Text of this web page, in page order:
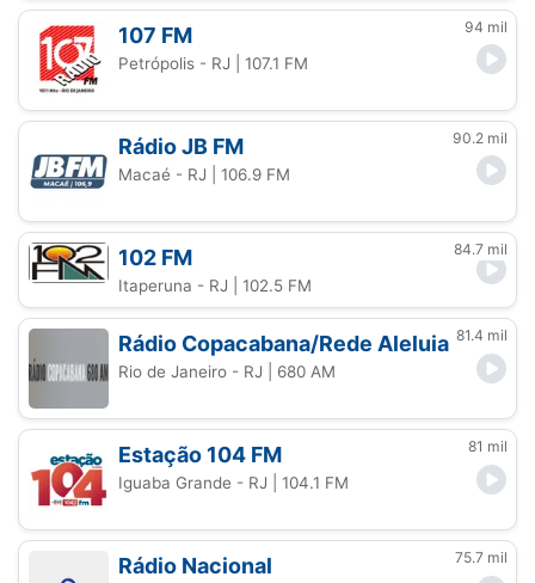
107 FM 94 mil
Petrópolis - RJ | 107.1 FM
Rádio JB FM 90.2 mil
Macaé - RJ | 106.9 FM
102 FM 84.7 mil
Itaperuna - RJ | 102.5 FM
Rádio Copacabana/Rede Aleluia 81.4 mil
Rio de Janeiro - RJ | 680 AM
Estação 104 FM 81 mil
Iguaba Grande - RJ | 104.1 FM
Rádio Nacional 75.7 mil